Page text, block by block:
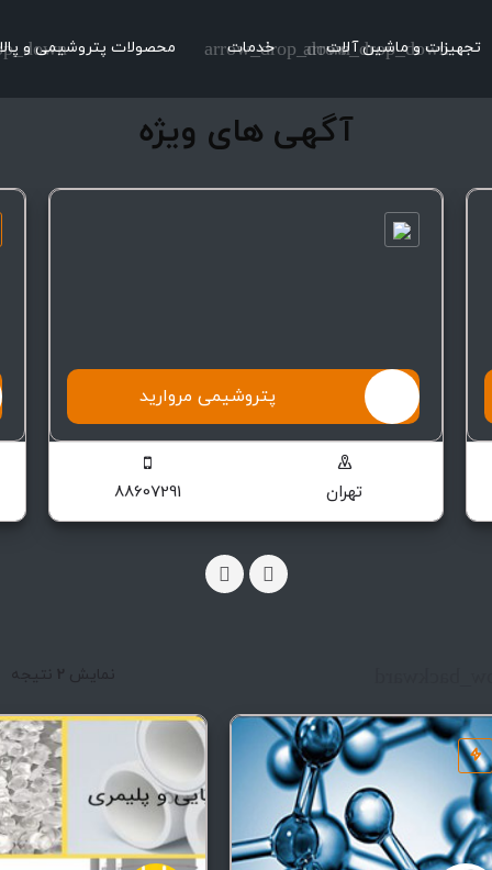
تجهیزات و ماشین آلات
arrow_drop_down خدمات
arrow_drop_down محصولات پتروشیمی و
آگهی های ویژه
پتروشیمی مروارید
تهران 88607291
نمایش نتيجه